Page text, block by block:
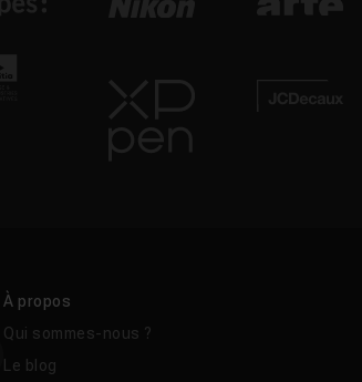
À propos
Qui sommes-nous ?
Le blog